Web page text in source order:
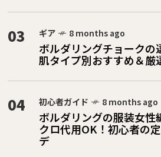
03 ギア 8 months ago
ボルダリングチョークの
肌タイプ別おすすめ＆厳
04 初心者ガイド 8 months ago
ボルダリングの服装女性
クロ代用OK！初心者の
デ